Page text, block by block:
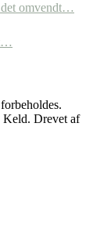
det omvendt…
Drevet af